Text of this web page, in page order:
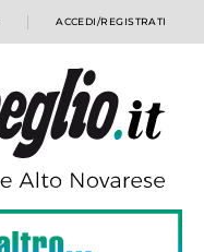
ACCEDI/REGISTRATI